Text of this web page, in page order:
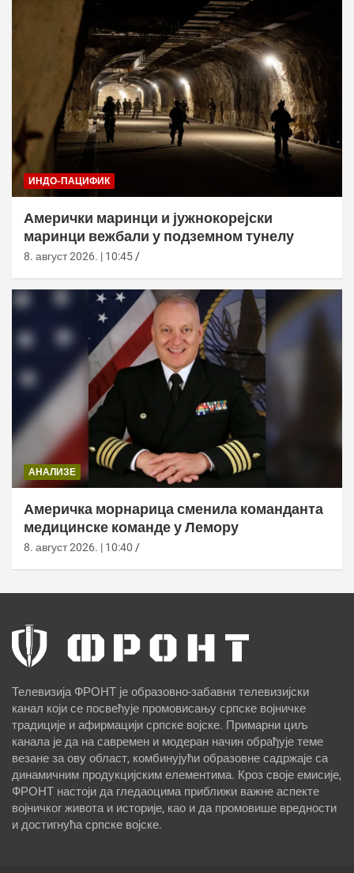
ИНДО-ПАЦИФИК
Амерички маринци и јужнокорејски
маринци вежбали у подземном тунелу
8. август 2026. | 10:45
АНАЛИЗЕ
Америчка морнарица сменила команданта
медицинске команде у Лемору
8. август 2026. | 10:40
Телевизија ФРОНТ је образовно-забавни телевизијски
канал који се посвећује промовисању српске војничке
традиције и афирмацији српске војске. Примарни циљ
канала је да на савремен и модеран начин обрађује теме
везане за ову област, комбинујући образовне садржаје са
динамичним продукцијским елементима. Кроз своје емисије,
ФРОНТ настоји да гледаоцима приближи важне аспекте
војничког живота и историје, као и да промовише вредности
и достигнућа српске војске.